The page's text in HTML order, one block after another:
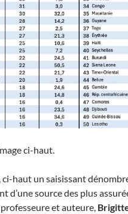
ci-haut.
ci-haut un saisissant
d’une source des plus
et auteure,